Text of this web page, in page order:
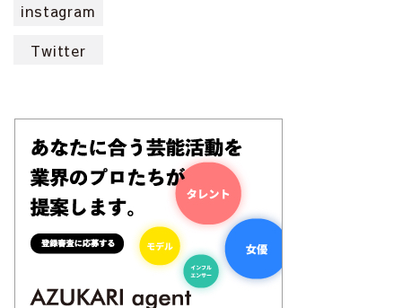
instagram
Twitter